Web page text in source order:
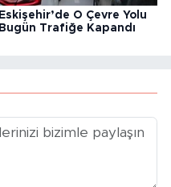
Eskişehir’de O Çevre Yolu
Bugün Trafiğe Kapandı